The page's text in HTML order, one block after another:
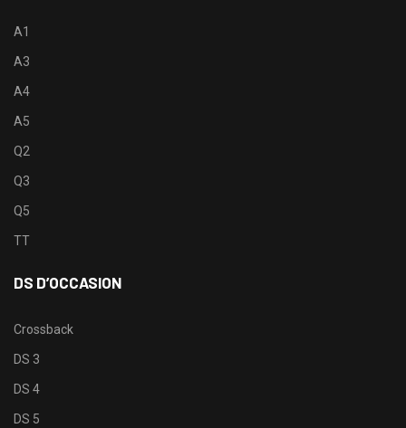
A1
A3
A4
A5
Q2
Q3
Q5
TT
DS D’OCCASION
Crossback
DS 3
DS 4
DS 5